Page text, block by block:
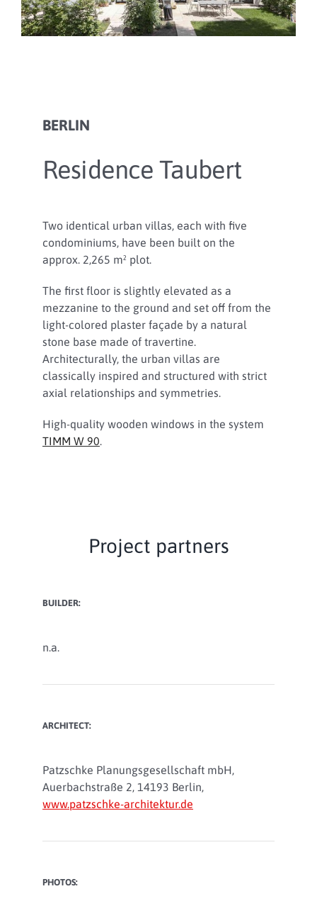
BERLIN
Residence Taubert
Two identical urban villas, each with five
condominiums, have been built on the
approx. 2,265 m² plot.
The first floor is slightly elevated as a
mezzanine to the ground and set off from the
light-colored plaster façade by a natural
stone base made of travertine.
Architecturally, the urban villas are
classically inspired and structured with strict
axial relationships and symmetries.
High-quality wooden windows in the system
TIMM W 90.
Project partners
BUILDER:
n.a.
ARCHITECT:
Patzschke Planungsgesellschaft mbH,
Auerbachstraße 2, 14193 Berlin,
www.patzschke-architektur.de
PHOTOS: